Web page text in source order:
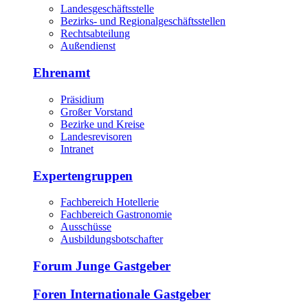
Landesgeschäftsstelle
Bezirks- und Regionalgeschäftsstellen
Rechtsabteilung
Außendienst
Ehrenamt
Präsidium
Großer Vorstand
Bezirke und Kreise
Landesrevisoren
Intranet
Expertengruppen
Fachbereich Hotellerie
Fachbereich Gastronomie
Ausschüsse
Ausbildungsbotschafter
Forum Junge Gastgeber
Foren Internationale Gastgeber